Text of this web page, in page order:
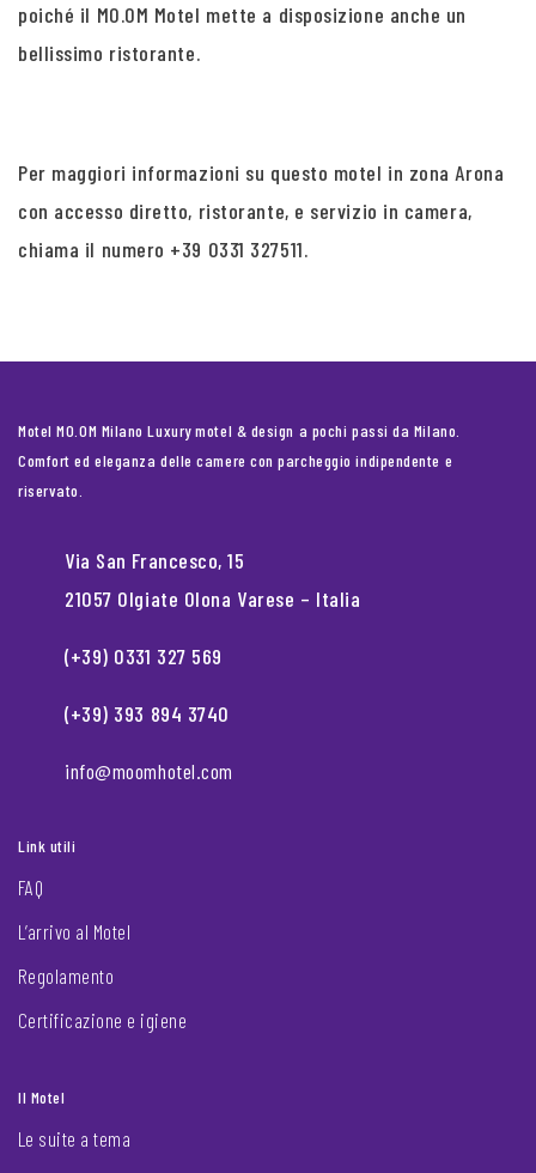
poiché il MO.OM Motel mette a disposizione anche un
bellissimo ristorante.
Per maggiori informazioni su questo motel in zona Arona
con accesso diretto, ristorante, e servizio in camera,
chiama il numero +39 0331 327511.
Motel MO.OM Milano Luxury motel & design a pochi passi da Milano.
Comfort ed eleganza delle camere con parcheggio indipendente e
riservato.
Via San Francesco, 15
21057 Olgiate Olona Varese – Italia
(+39) 0331 327 569
(+39) 393 894 3740
info@moomhotel.com
Link utili
FAQ
L’arrivo al Motel
Regolamento
Certificazione e igiene
Il Motel
Le suite a tema